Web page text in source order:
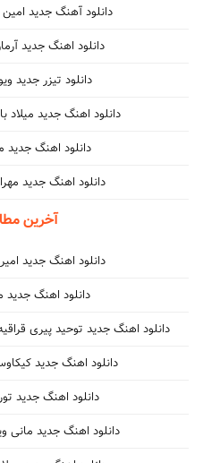
دانلود آهنگ جدید
دانلود اهنگ جدید
دانلود تیزر جدید
دانلود اهنگ جدید میلاد
دانلود اهنگ جدید
دانلود اهنگ جدید
آخرین
دانلود اهنگ جدید
دانلود اهنگ
دانلود اهنگ جدید توحید پیری
دانلود اهنگ جدید
دانلود اهنگ جدید
دانلود اهنگ جدید